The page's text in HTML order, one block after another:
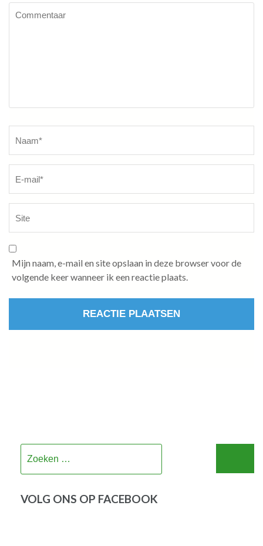
Mijn naam, e-mail en site opslaan in deze browser voor de
volgende keer wanneer ik een reactie plaats.
VOLG ONS OP FACEBOOK